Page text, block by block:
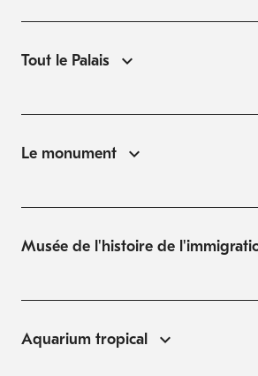
Tout le Palais
Le monument
Musée de l'histoire de
Aquarium tropical